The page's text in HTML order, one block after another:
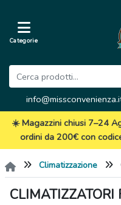
Categorie
☀️ Magazzini chiusi 7–24
ordini da 200€ con
Climatizzazione
CLIMATIZZATORI